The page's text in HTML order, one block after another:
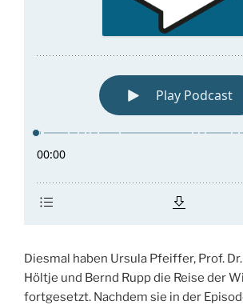
Diesmal haben Ursula Pfeiffer, Prof.
Höltje und Bernd Rupp die Reise der
fortgesetzt. Nachdem sie in der